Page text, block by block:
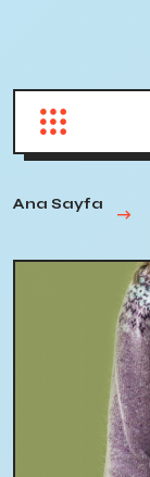
Ana Sayfa